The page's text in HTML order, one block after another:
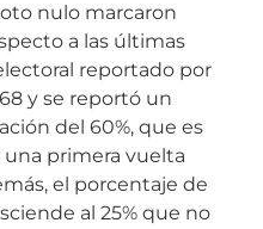
nulo marcaron
a las últimas
reportado por
y se reportó un
del 60%, que es
una primera vuelta
el porcentaje de
al 25% que no